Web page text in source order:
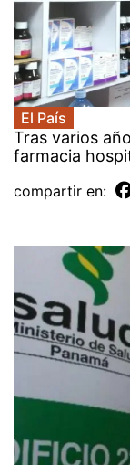
El País
Tras varios
farmacia
compartir en: